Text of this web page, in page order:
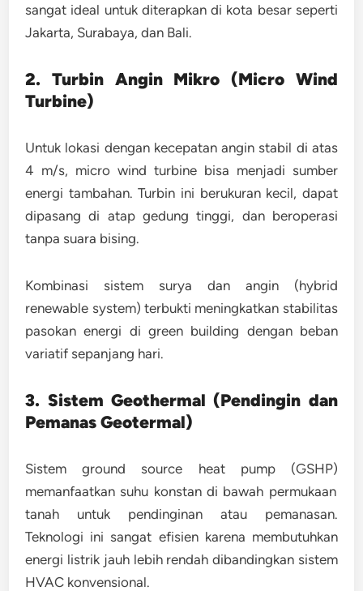
sangat ideal untuk diterapkan di kota besar seperti
Jakarta, Surabaya, dan Bali.
2. Turbin Angin Mikro (Micro Wind
Turbine)
Untuk lokasi dengan kecepatan angin stabil di atas
4 m/s, micro wind turbinebisa menjadi sumber
energi tambahan. Turbin ini berukuran kecil, dapat
dipasang di atap gedung tinggi, dan beroperasi
tanpa suara bising.
Kombinasi sistem surya dan angin (hybrid
renewable system) terbukti meningkatkan stabilitas
pasokan energi di green building dengan beban
variatif sepanjang hari.
3. Sistem Geothermal (Pendingin dan
Pemanas Geotermal)
Sistemground source heat pump (GSHP)
memanfaatkan suhu konstan di bawah permukaan
tanah untuk pendinginan atau pemanasan.
Teknologi ini sangat efisien karena membutuhkan
energi listrik jauh lebih rendah dibandingkan sistem
HVAC konvensional.